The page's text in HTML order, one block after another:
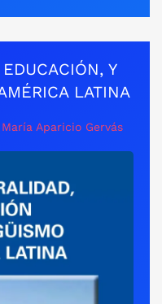
Y
LATINA
Aparicio Gervás